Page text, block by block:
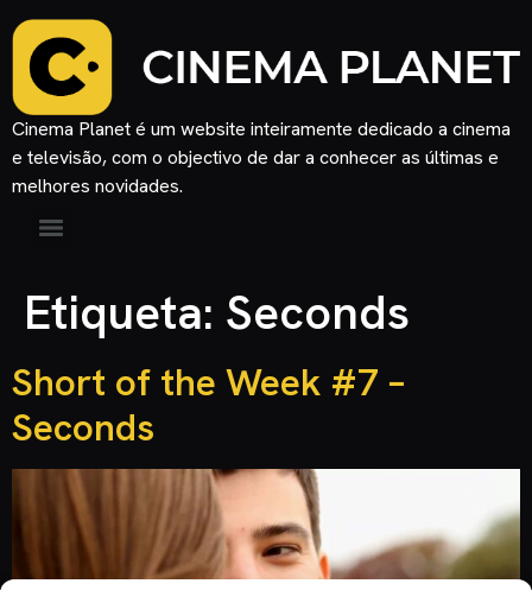
Cinema Planet é um website inteiramente dedicado a cinema
e televisão, com o objectivo de dar a conhecer as últimas e
melhores novidades.
Etiqueta: Seconds
Short of the Week #7 –
Seconds